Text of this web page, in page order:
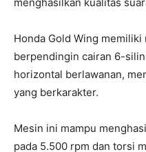
Honda Gold Wing
berpendingin cairan 6-
horizontal berlawanan,
yang berkarakter.
Mesin ini mampu
pada 5.500 rpm dan torsi